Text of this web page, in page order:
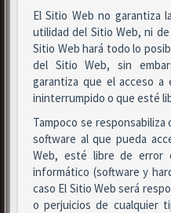
El Sitio Web no garantiza
utilidad del Sitio Web, ni
Sitio Web hará todo lo
del Sitio Web, sin
garantiza que el acceso
ininterrumpido o que esté
Tampoco se
software al que pueda
Web, esté libre de error
informático (software y
caso El Sitio Web será
o perjuicios de cualquier